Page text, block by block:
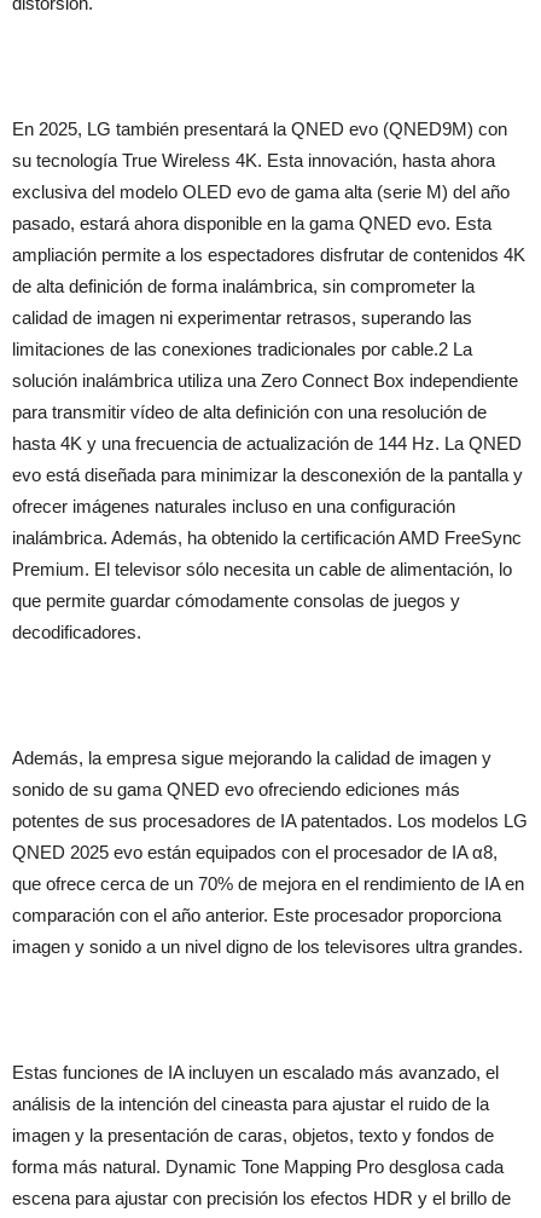
En 2025, LG también presentará la QNED evo (QNED9M) con
su tecnología True Wireless 4K. Esta innovación, hasta ahora
exclusiva del modelo OLED evo de gama alta (serie M) del año
pasado, estará ahora disponible en la gama QNED evo. Esta
ampliación permite a los espectadores disfrutar de contenidos 4K
de alta definición de forma inalámbrica, sin comprometer la
calidad de imagen ni experimentar retrasos, superando las
limitaciones de las conexiones tradicionales por cable.2 La
solución inalámbrica utiliza una Zero Connect Box independiente
para transmitir vídeo de alta definición con una resolución de
hasta 4K y una frecuencia de actualización de 144 Hz. La QNED
evo está diseñada para minimizar la desconexión de la pantalla y
ofrecer imágenes naturales incluso en una configuración
inalámbrica. Además, ha obtenido la certificación AMD FreeSync
Premium. El televisor sólo necesita un cable de alimentación, lo
que permite guardar cómodamente consolas de juegos y
decodificadores.
Además, la empresa sigue mejorando la calidad de imagen y
sonido de su gama QNED evo ofreciendo ediciones más
potentes de sus procesadores de IA patentados. Los modelos LG
QNED 2025 evo están equipados con el procesador de IA α8,
que ofrece cerca de un 70% de mejora en el rendimiento de IA en
comparación con el año anterior. Este procesador proporciona
imagen y sonido a un nivel digno de los televisores ultra grandes.
Estas funciones de IA incluyen un escalado más avanzado, el
análisis de la intención del cineasta para ajustar el ruido de la
imagen y la presentación de caras, objetos, texto y fondos de
forma más natural. Dynamic Tone Mapping Pro desglosa cada
escena para ajustar con precisión los efectos HDR y el brillo de